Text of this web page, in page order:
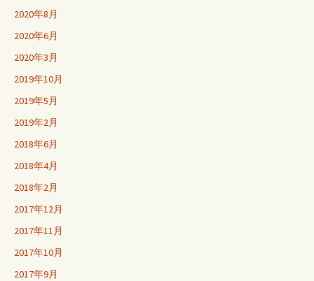
ョ
ン
2020年8月
2020年6月
2020年3月
2019年10月
2019年5月
2019年2月
2018年6月
2018年4月
2018年2月
2017年12月
2017年11月
2017年10月
2017年9月